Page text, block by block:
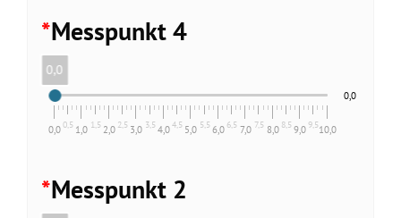
*Messpunkt 4
0,0
0,00,5 1,0 1,5 2,0 2,5 3,0 3,5 4,04,5 5,0 5,5 6,0 6,5 7,0 7,5 8,0 8,5 9,0 9,510,0
0,0
*Messpunkt 2